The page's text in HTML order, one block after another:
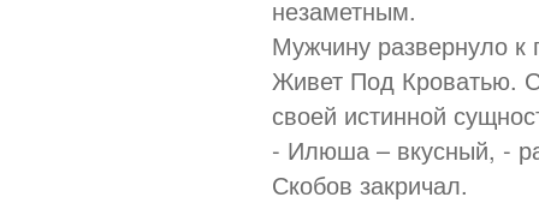
незаметным.
Мужчину развернуло к
Живет Под Кроватью.
своей истинной
- Илюша – вкусный, -
Скобов закричал.